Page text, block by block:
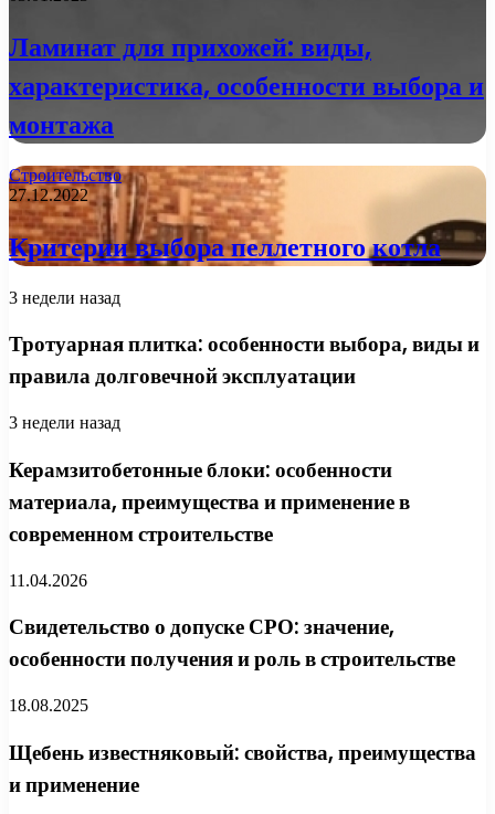
Ламинат для прихожей: виды,
характеристика, особенности выбора и
монтажа
Строительство
27.12.2022
Критерии выбора пеллетного котла
3 недели назад
Тротуарная плитка: особенности выбора, виды и
правила долговечной эксплуатации
3 недели назад
Керамзитобетонные блоки: особенности
материала, преимущества и применение в
современном строительстве
11.04.2026
Свидетельство о допуске СРО: значение,
особенности получения и роль в строительстве
18.08.2025
Щебень известняковый: свойства, преимущества
и применение